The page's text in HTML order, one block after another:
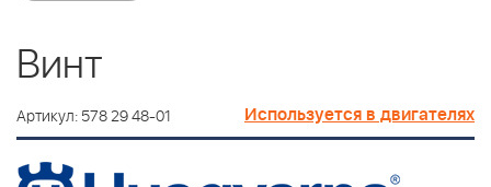
Винт
Артикул: 578 29 48-01 Используется в двигателях